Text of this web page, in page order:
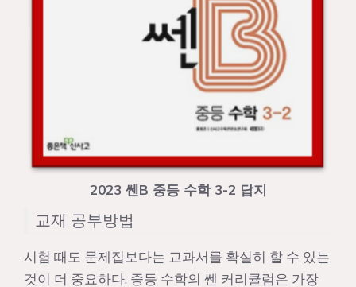
2023 쎈B 중등 수학 3-2 답지
교재 공부방법
시험 때도 문제집보다는 교과서를 확실히 할 수 있는
것이 더 중요하다. 중등 수학의 쎈 커리큘럼은 가장